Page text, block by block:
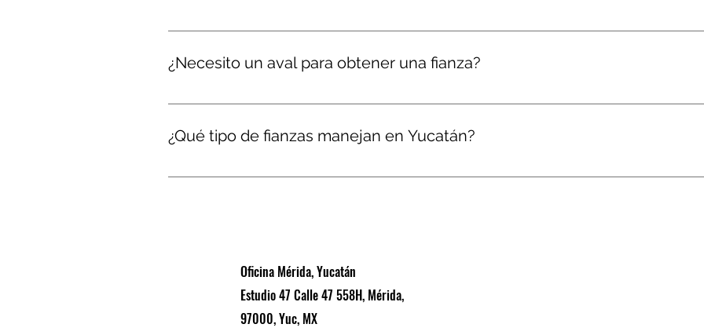
El tiempo depende del tipo de fianza y tu perfil como cliente. En casos urgentes, podemos
¿Necesito un aval para obtener una fianza?
No siempre. Evaluamos cada caso de forma individual. En muchos trámites no solicitamos
¿Qué tipo de fianzas manejan en Yucatán?
Emitimos fianzas de cumplimiento, anticipo, licitación, vicios ocultos, fidelidad, fianzas
Oficina Mérida, Yucatán
Estudio 47 Calle 47 558H, Mérida,
97000, Yuc, MX